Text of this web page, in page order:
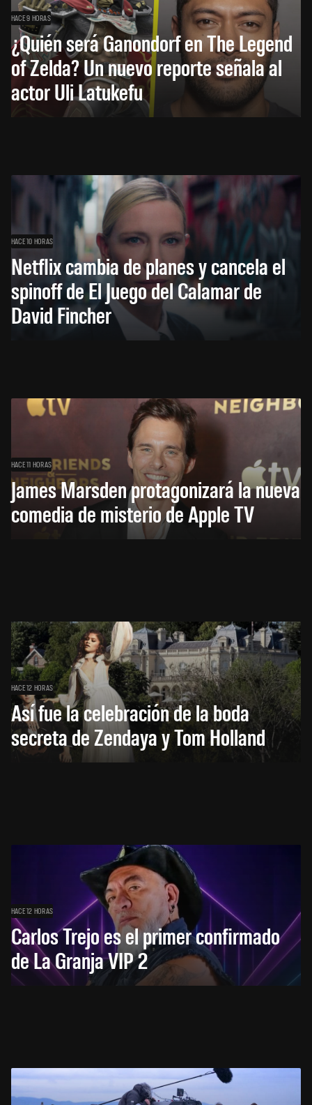
HACE 9 HORAS
¿Quién será Ganondorf en The Legend
of Zelda? Un nuevo reporte señala al
actor Uli Latukefu
HACE 10 HORAS
Netflix cambia de planes y cancela el
spinoff de El Juego del Calamar de
David Fincher
HACE 11 HORAS
James Marsden protagonizará la nueva
comedia de misterio de Apple TV
HACE 12 HORAS
Así fue la celebración de la boda
secreta de Zendaya y Tom Holland
HACE 12 HORAS
Carlos Trejo es el primer confirmado
de La Granja VIP 2